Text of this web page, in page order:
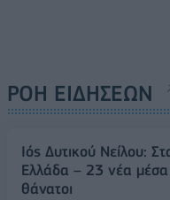
ΡΟΗ ΕΙΔΗΣΕΩΝ
Ιός Δυτικού Νείλου:
Ελλάδα – 23 νέα μέσα
θάνατοι